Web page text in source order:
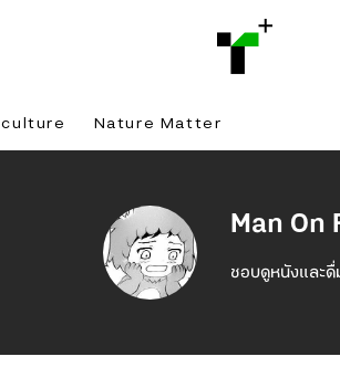
Nature Matter
Man On
ชอบดูหนังและ